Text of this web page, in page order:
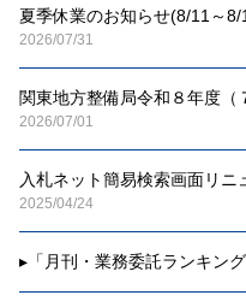
夏季休業のお知らせ(8/11～8/
2026/07/31
関東地方整備局令和８年度（
2026/07/01
入札ネット簡易検索画面リニ
2025/04/24
▸ 「月刊・業務委託ランキン